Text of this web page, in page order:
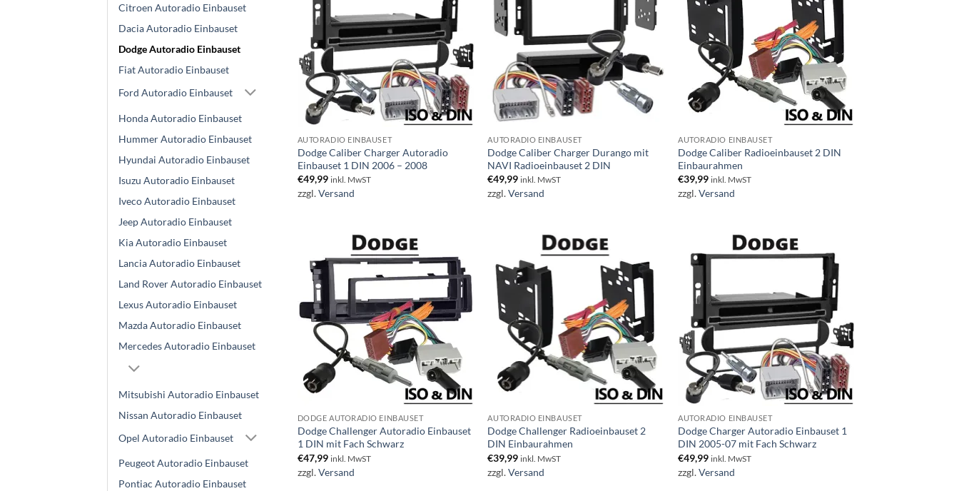
Citroen Autoradio Einbauset
Dacia Autoradio Einbauset
Dodge Autoradio Einbauset
Fiat Autoradio Einbauset
Ford Autoradio Einbauset
Honda Autoradio Einbauset
Hummer Autoradio Einbauset
Hyundai Autoradio Einbauset
Isuzu Autoradio Einbauset
Iveco Autoradio Einbauset
Jeep Autoradio Einbauset
Kia Autoradio Einbauset
Lancia Autoradio Einbauset
Land Rover Autoradio Einbauset
Lexus Autoradio Einbauset
Mazda Autoradio Einbauset
Mercedes Autoradio Einbauset
Mitsubishi Autoradio Einbauset
Nissan Autoradio Einbauset
Opel Autoradio Einbauset
Peugeot Autoradio Einbauset
Pontiac Autoradio Einbauset
AUTORADIO EINBAUSET
Dodge Caliber Charger Autoradio
Einbauset 1 DIN 2006 – 2008
€49,99 inkl. MwST
zzgl.Versand
AUTORADIO EINBAUSET
Dodge Caliber Charger Durango mit
NAVI Radioeinbauset 2 DIN
€49,99 inkl. MwST
zzgl.Versand
AUTORADIO EINBAUSET
Dodge Caliber Radioeinbauset 2 DIN
Einbaurahmen
€39,99 inkl. MwST
zzgl.Versand
DODGE AUTORADIO EINBAUSET
Dodge Challenger Autoradio Einbauset
1 DIN mit Fach Schwarz
€47,99 inkl. MwST
zzgl.Versand
AUTORADIO EINBAUSET
Dodge Challenger Radioeinbauset 2
DIN Einbaurahmen
€39,99 inkl. MwST
zzgl.Versand
AUTORADIO EINBAUSET
Dodge Charger Autoradio Einbauset 1
DIN 2005-07 mit Fach Schwarz
€49,99 inkl. MwST
zzgl.Versand